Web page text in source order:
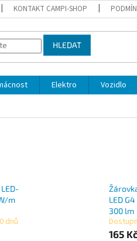
KONTAKT CAMPI-SHOP
HLEDAT
Elektro Vozidlo
m
dnů
LED
300 lm
165 Kč